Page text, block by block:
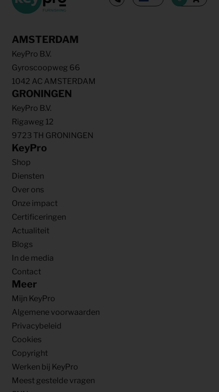
AMSTERDAM
KeyPro B.V.
Gyroscoopweg 66
1042 AC AMSTERDAM
GRONINGEN
KeyPro B.V.
Rigaweg 12
9723 TH GRONINGEN
KeyPro
Shop
Diensten
Over ons
Onze impact
Certificeringen
Actualiteit
Blogs
In de media
Contact
Meer
Mijn KeyPro
Algemene voorwaarden
Privacybeleid
Cookies
Copyright
Werken bij KeyPro
Meest gestelde vragen